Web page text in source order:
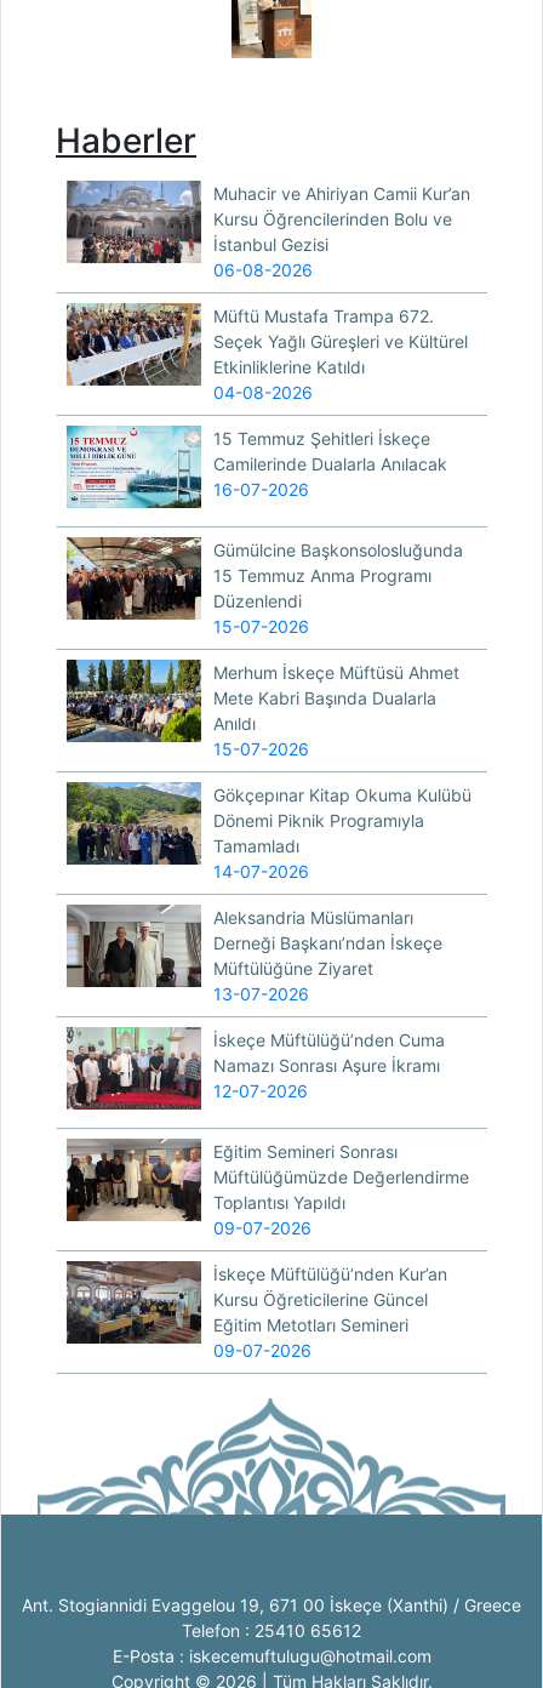
Haberler
Muhacir ve Ahiriyan Camii Kur’an
Kursu Öğrencilerinden Bolu ve
İstanbul Gezisi
06-08-2026
Müftü Mustafa Trampa 672.
Seçek Yağlı Güreşleri ve Kültürel
Etkinliklerine Katıldı
04-08-2026
15 Temmuz Şehitleri İskeçe
Camilerinde Dualarla Anılacak
16-07-2026
Gümülcine Başkonsolosluğunda
15 Temmuz Anma Programı
Düzenlendi
15-07-2026
Merhum İskeçe Müftüsü Ahmet
Mete Kabri Başında Dualarla
Anıldı
15-07-2026
Gökçepınar Kitap Okuma Kulübü
Dönemi Piknik Programıyla
Tamamladı
14-07-2026
Aleksandria Müslümanları
Derneği Başkanı’ndan İskeçe
Müftülüğüne Ziyaret
13-07-2026
İskeçe Müftülüğü’nden Cuma
Namazı Sonrası Aşure İkramı
12-07-2026
Eğitim Semineri Sonrası
Müftülüğümüzde Değerlendirme
Toplantısı Yapıldı
09-07-2026
İskeçe Müftülüğü’nden Kur’an
Kursu Öğreticilerine Güncel
Eğitim Metotları Semineri
09-07-2026
Ant. Stogiannidi Evaggelou 19, 671 00 İskeçe (Xanthi) / Greece
Telefon : 25410 65612
E-Posta : iskecemuftulugu@hotmail.com
Copyright © 2026 | Tüm Hakları Saklıdır.